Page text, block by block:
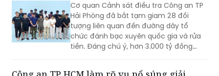
chức đánh bạc xuyên quốc gia và rửa
tiền. Đáng chú ý, hơn 3.000 tỷ đồng
trong 2.003 tài khoản tại 36 ngân hàng
đã bị phong tỏa để phục vụ điều tra.
Công an TP HCM làm rõ vụ nổ súng giải